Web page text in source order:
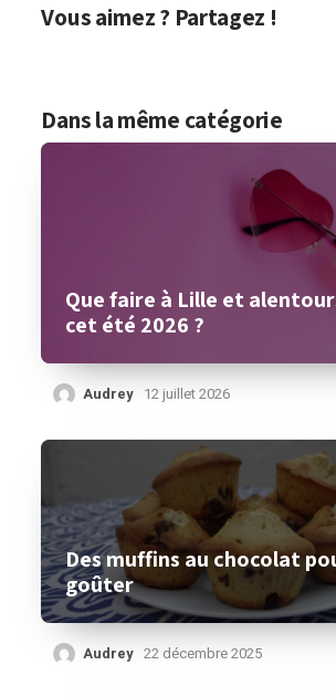
Vous aimez ? Partagez !
Dans la même catégorie
Que faire à Lille et
cet été 2026 ?
Audrey 12 juillet 2026
Des muffins au chocolat
goûter
Audrey 22 décembre 2025